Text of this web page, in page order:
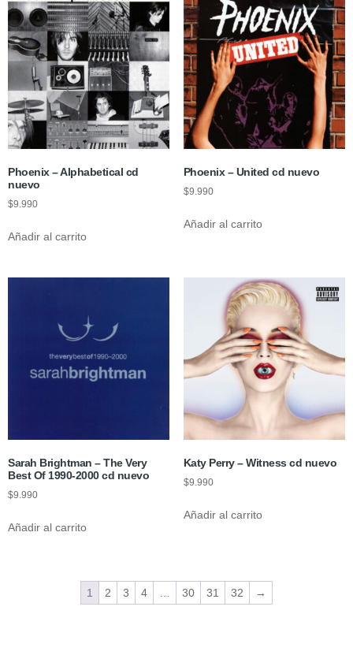
Phoenix – Alphabetical cd
nuevo
$9.990
Añadir al carrito
Phoenix – United cd nuevo
$9.990
Añadir al carrito
Sarah Brightman – The Very
Best Of 1990-2000 cd nuevo
$9.990
Añadir al carrito
Katy Perry – Witness cd nuevo
$9.990
Añadir al carrito
1 2 3 4 30 31 32 →